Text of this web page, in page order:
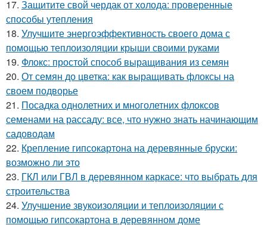
17. Защитите свой чердак от холода: проверенные
способы утепления
18. Улучшите энергоэффективность своего дома с
помощью теплоизоляции крыши своими руками
19. Флокс: простой способ выращивания из семян
20. От семян до цветка: как выращивать флоксы на
своем подворье
21. Посадка однолетних и многолетних флоксов
семенами на рассаду: все, что нужно знать начинающим
садоводам
22. Крепление гипсокартона на деревянные бруски:
возможно ли это
23. ГКЛ или ГВЛ в деревянном каркасе: что выбрать для
строительства
24. Улучшение звукоизоляции и теплоизоляции с
помощью гипсокартона в деревянном доме